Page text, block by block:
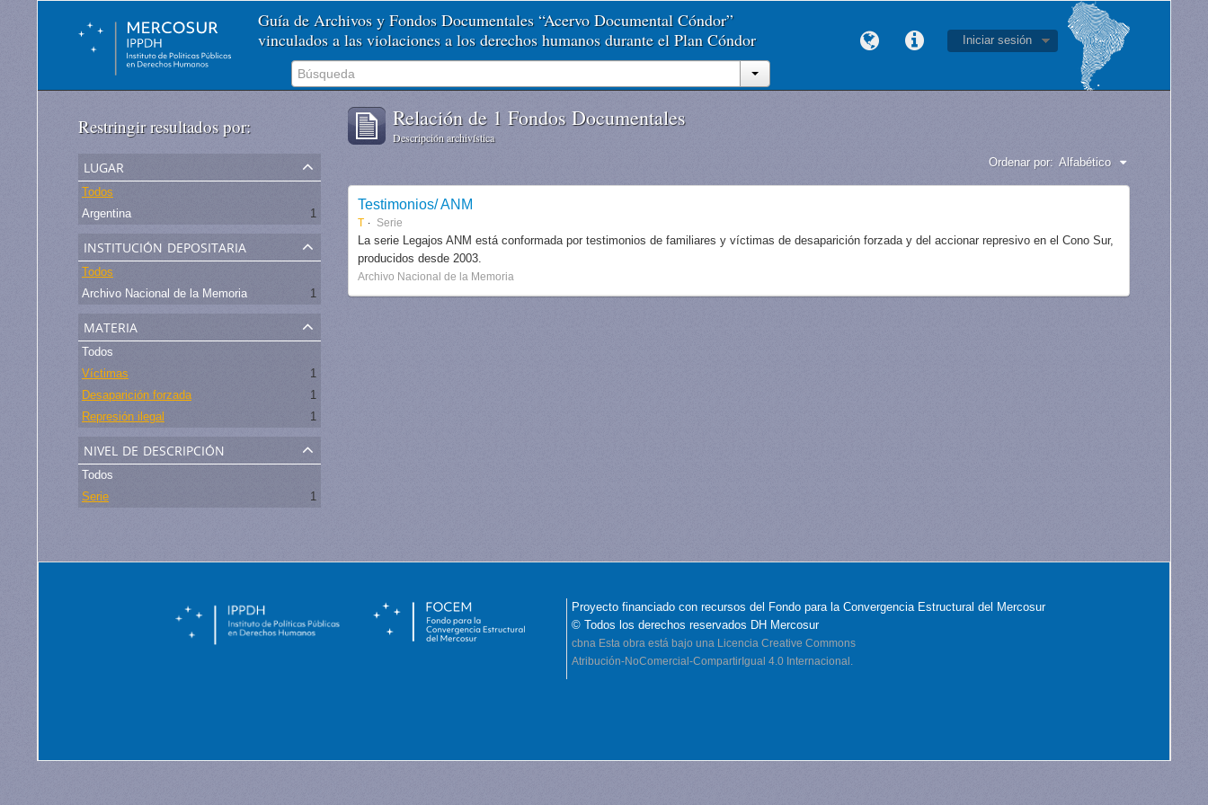
Guía de Archivos y Fondos Documentales “Acervo Documental Cóndor”
vinculados a las violaciones a los derechos humanos durante el Plan Cóndor
Iniciar sesión
Restringir resultados por:
lugar
Todos
Argentina
1
institución depositaria
Todos
Archivo Nacional de la Memoria
1
materia
Todos
Víctimas
1
Desaparición forzada
1
Represión ilegal
1
nivel de descripción
Todos
Serie
1
Relación de 1 Fondos Documentales
Descripción archivística
Ordenar por: Alfabético
Testimonios/ ANM
T Serie
La serie Legajos ANM está conformada por testimonios de familiares y víctimas de desaparición forzada y del accionar represivo en el Cono Sur,
producidos desde 2003.
Archivo Nacional de la Memoria
Proyecto financiado con recursos del Fondo para la Convergencia Estructural del Mercosur
© Todos los derechos reservados DH Mercosur
cbna Esta obra está bajo una Licencia Creative Commons
Atribución-NoComercial-CompartirIgual 4.0 Internacional.